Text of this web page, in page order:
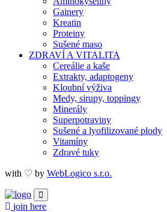
Gainery
Kreatin
Proteiny
Sušené maso
ZDRAVÍ A VITALITA
Cereálie a kaše
Extrakty, adaptogeny
Kloubní výživa
Medy, sirupy, toppingy
Minerály
Superpotraviny
Sušené a lyofilizované plody
Vitamíny
Zdravé tuky
with ♡ by WebLogico s.r.o.
join here